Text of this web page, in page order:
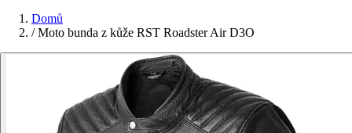
Domů
/ Moto bunda z kůže RST Roadster Air D3O